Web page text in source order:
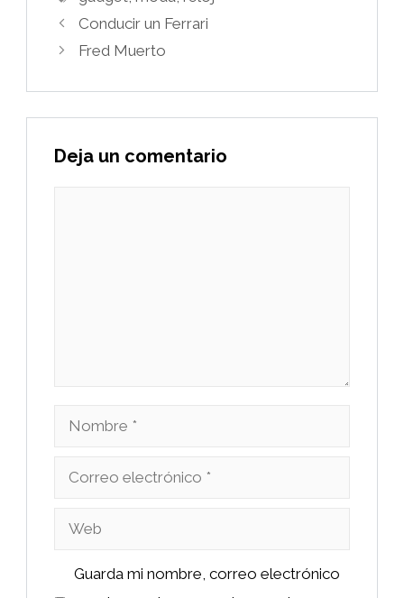
Conducir un Ferrari
Fred Muerto
Deja un comentario
Nombre
Correo
Web
Guarda mi nombre, correo electrónico